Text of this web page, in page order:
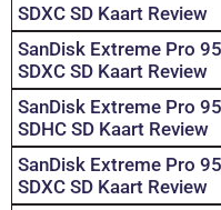
SDXC SD Kaart Review
SanDisk Extreme Pro
SDXC SD Kaart Review
SanDisk Extreme Pro
SDHC SD Kaart Review
SanDisk Extreme Pro
SDXC SD Kaart Review